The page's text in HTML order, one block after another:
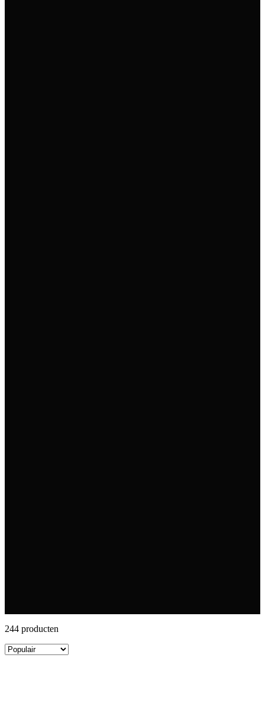
244 producten